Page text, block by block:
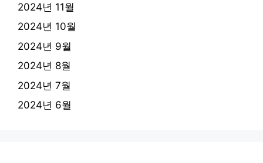
2024년 11월
2024년 10월
2024년 9월
2024년 8월
2024년 7월
2024년 6월